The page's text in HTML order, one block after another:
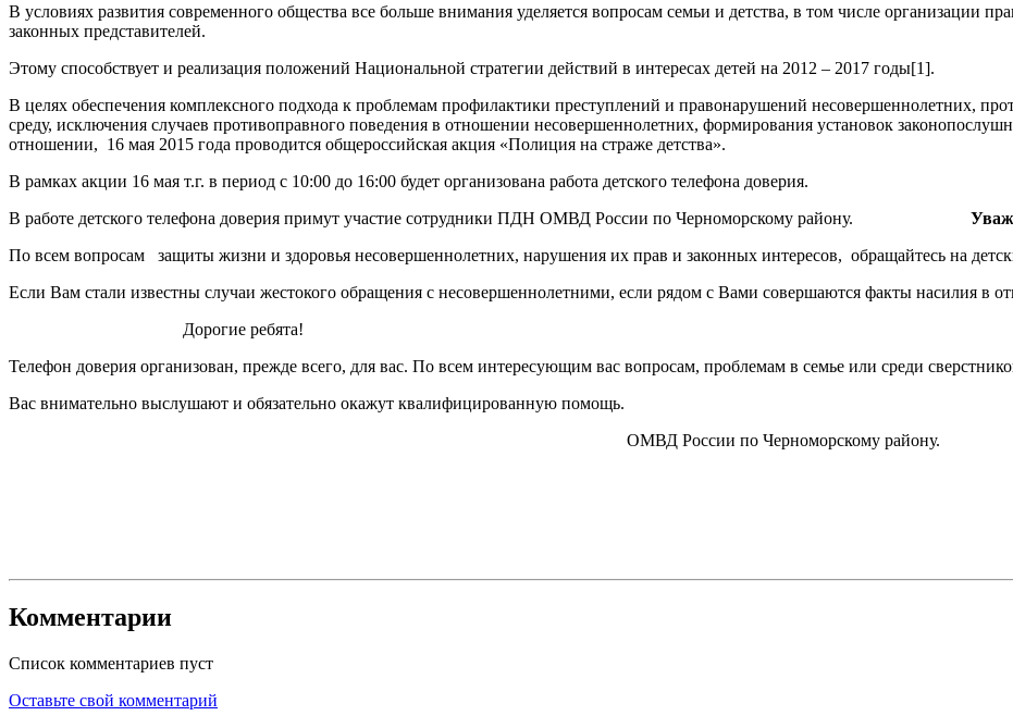
В условиях развития современного общества все больше внимания уделяется вопросам семьи и детства, в том числе организации
законных представителей.
Этому способствует и реализация положений Национальной стратегии действий в интересах детей на 2012 – 2017 годы[1].
В целях обеспечения комплексного подхода к проблемам профилактики преступлений и правонарушений несовершеннолетних,
среду, исключения случаев противоправного поведения в отношении несовершеннолетних, формирования установок
отношении, 16 мая 2015 года проводится общероссийская акция «Полиция на страже детства».
В рамках акции 16 мая т.г. в период с 10:00 до 16:00 будет организована работа детского телефона доверия.
В работе детского телефона доверия примут участие сотрудники ПДН ОМВД России по Черноморскому району.
По всем вопросам защиты жизни и здоровья несовершеннолетних, нарушения их прав и законных интересов, обращайтесь на
Если Вам стали известны случаи жестокого обращения с несовершеннолетними, если рядом с Вами совершаются факты насилия в
Дорогие ребята!
Телефон доверия организован, прежде всего, для вас. По всем интересующим вас вопросам, проблемам в семье или среди
Вас внимательно выслушают и обязательно окажут квалифицированную помощь.
ОМВД России по Черноморскому району.
Комментарии
Список комментариев пуст
Оставьте свой комментарий